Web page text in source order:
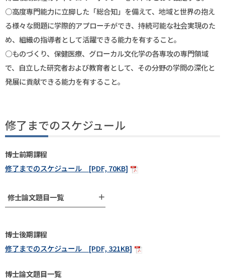
○高度専門能力に立脚した「総合知」を備えて、地域と世界の抱え
る様々な問題に学際的アプローチができ、持続可能な社会実現のた
め、組織の指導者として活躍できる能力を有すること。
○ものづくり、保健医療、グローカル文化学の各専攻の専門領域
で、自立した研究者および教育者として、その分野の学問の深化と
発展に貢献できる能力を有すること。
修了までのスケジュール
博士前期課程
修了までのスケジュール [PDF, 70KB]
修士論文題目一覧 ＋
・2024年度修了生
・2023年度修了生
博士後期課程
修了までのスケジュール [PDF, 321KB]
博士論文題目一覧